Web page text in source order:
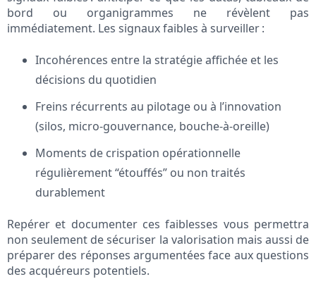
bord ou organigrammes ne révèlent pas
immédiatement. Les signaux faibles à surveiller :
Incohérences entre la stratégie affichée et les
décisions du quotidien
Freins récurrents au pilotage ou à l’innovation
(silos, micro-gouvernance, bouche-à-oreille)
Moments de crispation opérationnelle
régulièrement “étouffés” ou non traités
durablement
Repérer et documenter ces faiblesses vous permettra
non seulement de sécuriser la valorisation mais aussi de
préparer des réponses argumentées face aux questions
des acquéreurs potentiels.